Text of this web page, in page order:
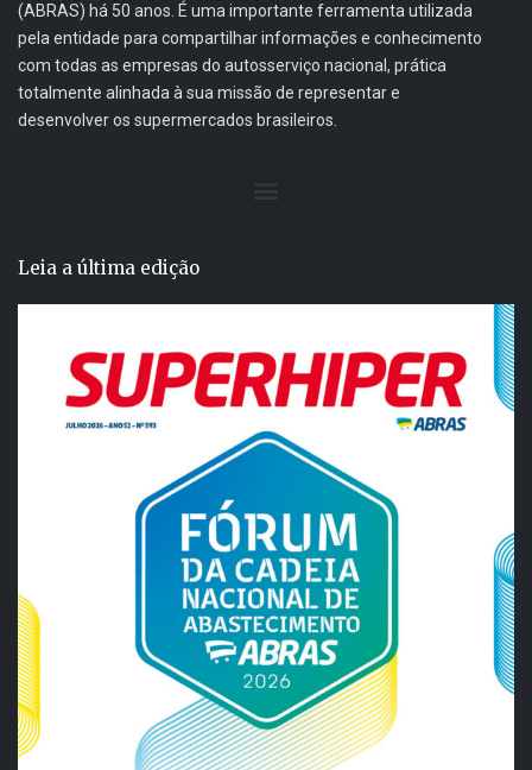
(ABRAS) há 50 anos. É uma importante ferramenta utilizada
pela entidade para compartilhar informações e conhecimento
com todas as empresas do autosserviço nacional, prática
totalmente alinhada à sua missão de representar e
desenvolver os supermercados brasileiros.
Leia a última edição